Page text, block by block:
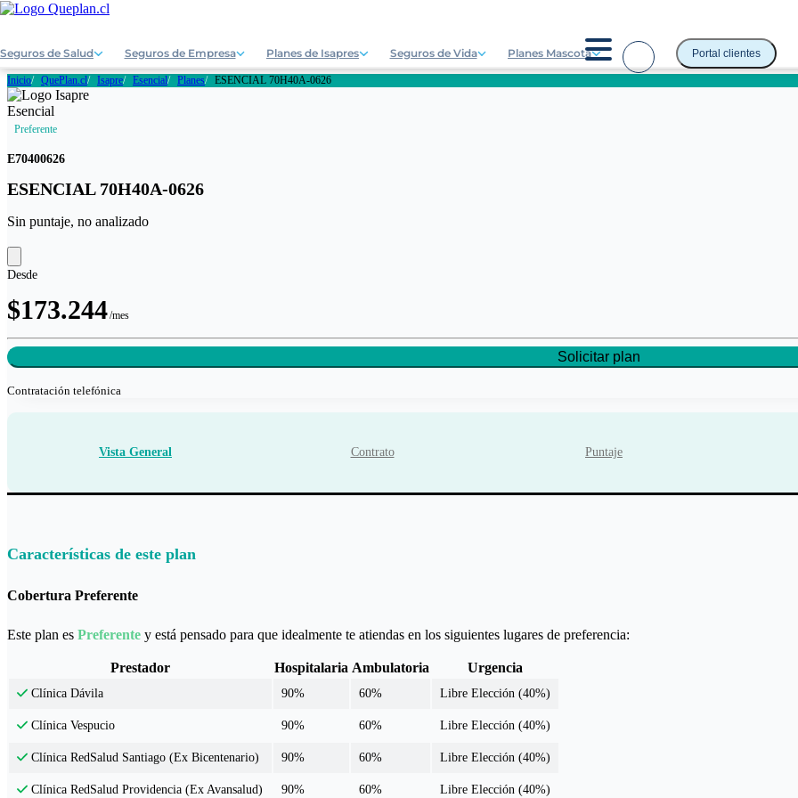
Seguros de Salud Seguros de Empresa Planes de Isapres Seguros de Vida Planes Mascota Portal clientes
Inicio QuePlan.cl Isapre Esencial Planes ESENCIAL 70H40A-0626
Preferente
E70400626
ESENCIAL 70H40A-0626
Sin puntaje, no analizado
Desde
$173.244/mes
Solicitar plan
Contratación telefónica
Vista General Contrato Puntaje
Características de este plan
Cobertura Preferente
Este plan es Preferente y está pensado para que idealmente te atiendas en los siguientes lugares de preferencia:
Prestador Hospitalaria Ambulatoria Urgencia
Clínica Dávila 90% 60% Libre Elección (40%)
Clínica Vespucio 90% 60% Libre Elección (40%)
Clínica RedSalud Santiago (Ex Bicentenario) 90% 60% Libre Elección (40%)
Clínica RedSalud Providencia (Ex Avansalud) 90% 60% Libre Elección (40%)